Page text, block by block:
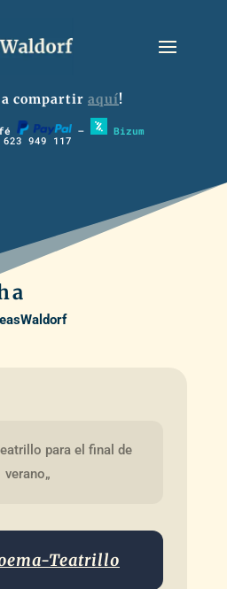
a compartir aquí!
– Bizum
949 117
para el final de
verano„
Teatrillo